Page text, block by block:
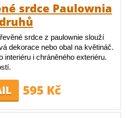
srdce Paulownia
srdce z paulownie slouží
dekorace nebo obal na květináč.
interiéru i chráněného exteriéru.
595 Kč